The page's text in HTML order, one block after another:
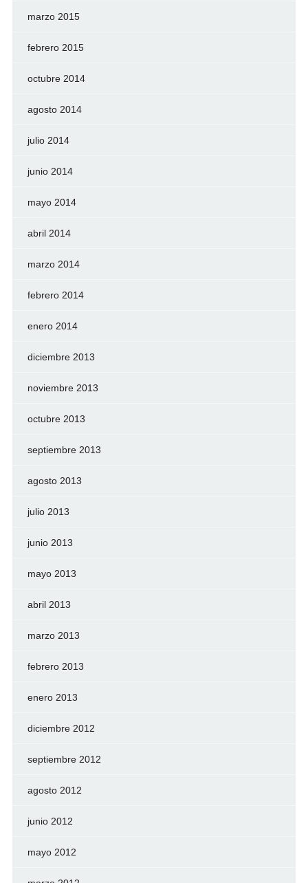
marzo 2015
febrero 2015
octubre 2014
agosto 2014
julio 2014
junio 2014
mayo 2014
abril 2014
marzo 2014
febrero 2014
enero 2014
diciembre 2013
noviembre 2013
octubre 2013
septiembre 2013
agosto 2013
julio 2013
junio 2013
mayo 2013
abril 2013
marzo 2013
febrero 2013
enero 2013
diciembre 2012
septiembre 2012
agosto 2012
junio 2012
mayo 2012